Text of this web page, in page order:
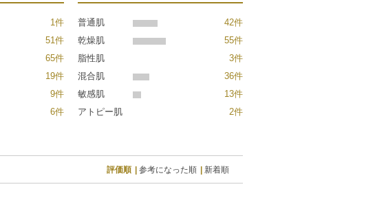
1件
51件
65件
19件
9件
6件
普通肌
42件
乾燥肌
55件
脂性肌
3件
混合肌
36件
敏感肌
13件
アトピー肌
2件
評価順 参考になった順 新着順